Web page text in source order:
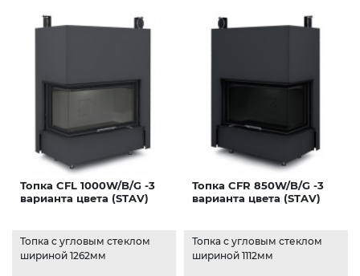
Топка CFL 1000W/B/G -3
варианта цвета (STAV)
Топка с угловым стеклом
шириной 1262мм
Топка CFR 850W/B/G -3
варианта цвета (STAV)
Топка с угловым стеклом
шириной 1112мм